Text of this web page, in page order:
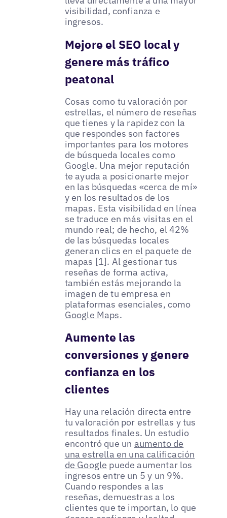
visibilidad, confianza e
ingresos.
Mejore el SEO local y
genere más tráfico
peatonal
Cosas como tu valoración por
estrellas, el número de reseñas
que tienes y la rapidez con la
que respondes son factores
importantes para los motores
de búsqueda locales como
Google. Una mejor reputación
te ayuda a posicionarte mejor
en las búsquedas «cerca de mí»
y en los resultados de los
mapas. Esta visibilidad en línea
se traduce en más visitas en el
mundo real; de hecho, el 42%
de las búsquedas locales
generan clics en el paquete de
mapas [1]. Al gestionar tus
reseñas de forma activa,
también estás mejorando la
imagen de tu empresa en
plataformas esenciales, como
Google Maps.
Aumente las
conversiones y genere
confianza en los
clientes
Hay una relación directa entre
tu valoración por estrellas y tus
resultados finales. Un estudio
encontró que un aumento de
una estrella en una calificación
de Google puede aumentar los
ingresos entre un 5 y un 9%.
Cuando respondes a las
reseñas, demuestras a los
clientes que te importan, lo que